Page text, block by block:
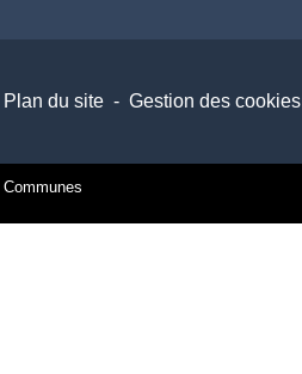
Plan du site - Gestion des cookies